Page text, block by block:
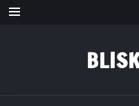
Przejdź